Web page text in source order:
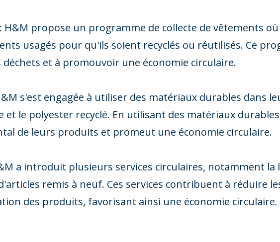
H&M propose un programme de collecte de vêtements
usagés pour qu'ils soient recyclés ou réutilisés. Ce
et à promouvoir une économie circulaire.
s'est engagée à utiliser des matériaux durables dans
et le polyester recyclé. En utilisant des matériaux
de leurs produits et promeut une économie circulaire.
a introduit plusieurs services circulaires, notamment la
remis à neuf. Ces services contribuent à réduire
des produits, favorisant ainsi une économie circulaire.